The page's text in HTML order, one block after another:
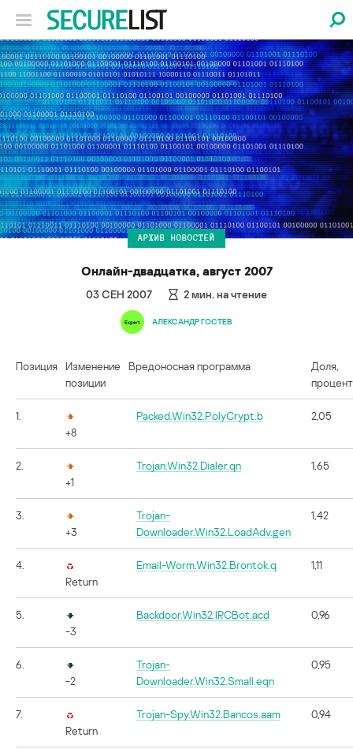
АРХИВ НОВОСТЕЙ
Онлайн-двадцатка, август 2007
03 СЕН 2007 2мин. на чтение
АЛЕКСАНДР ГОСТЕВ
Позиция
Изменение
позиции
Вредоносная программа
Доля,
1.
+8
Packed.Win32.PolyCrypt.b 2,05
2.
+1
Trojan.Win32.Dialer.qn 1,65
3.
+3
Trojan-
Downloader.Win32.LoadAdv.gen
1,42
4.
Return
Email-Worm.Win32.Brontok.q 1,11
5.
-3
Backdoor.Win32.IRCBot.acd 0,96
6.
-2
Trojan-
Downloader.Win32.Small.eqn
0,95
7.
Return
Trojan-Spy.Win32.Bancos.aam 0,94